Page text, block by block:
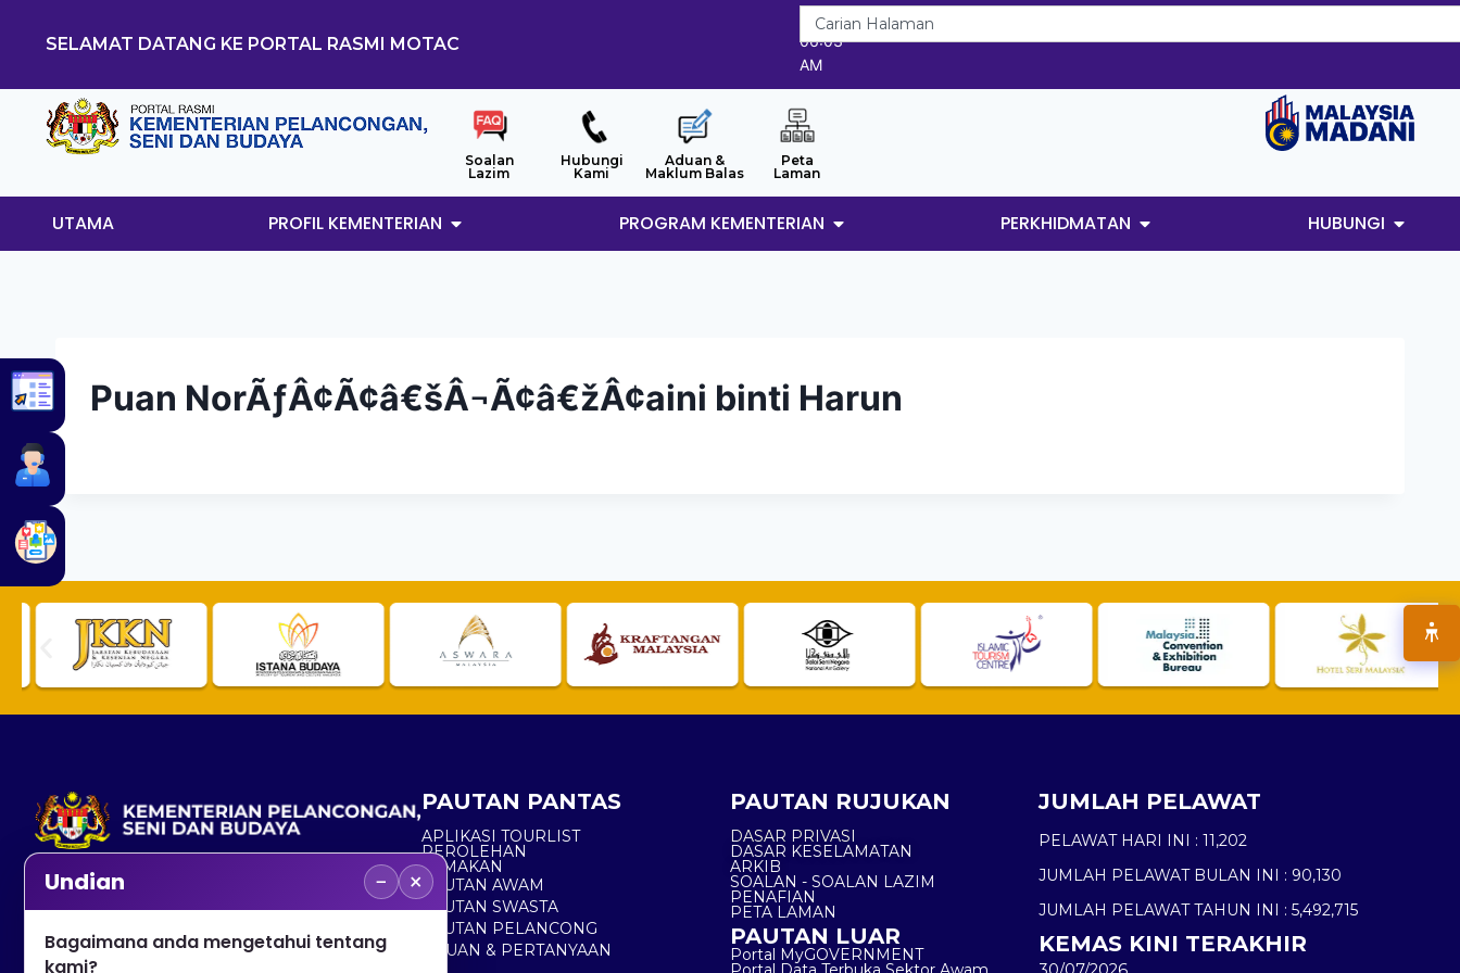
SELAMAT DATANG KE PORTAL RASMI MOTAC
6/8/2026
06:03
AM
Soalan
Lazim
Hubungi
Kami
Aduan &
Maklum Balas
Peta
Laman
UTAMA PROFIL KEMENTERIAN PROGRAM KEMENTERIAN PERKHIDMATAN HUBUNGI
Puan NorÃƒÂ¢Ã¢â€šÂ¬Ã¢â€žÂ¢aini binti Harun
No. 2, Menara 1, Jalan P5/6, Presint 5,
+603 8000 8000
PAUTAN PANTAS
APLIKASI TOURLIST
PEROLEHAN
SEMAKAN
PAUTAN AWAM
PAUTAN SWASTA
PAUTAN PELANCONG
ADUAN & PERTANYAAN
PAUTAN RUJUKAN
DASAR PRIVASI
DASAR KESELAMATAN
ARKIB
SOALAN - SOALAN LAZIM
PENAFIAN
PETA LAMAN
PAUTAN LUAR
Portal MyGOVERNMENT
JUMLAH PELAWAT
PELAWAT HARI INI : 11,202
JUMLAH PELAWAT BULAN INI : 90,130
JUMLAH PELAWAT TAHUN INI : 5,492,715
KEMAS KINI TERAKHIR
Undian − ×
Bagaimana anda mengetahui tentang
kami?